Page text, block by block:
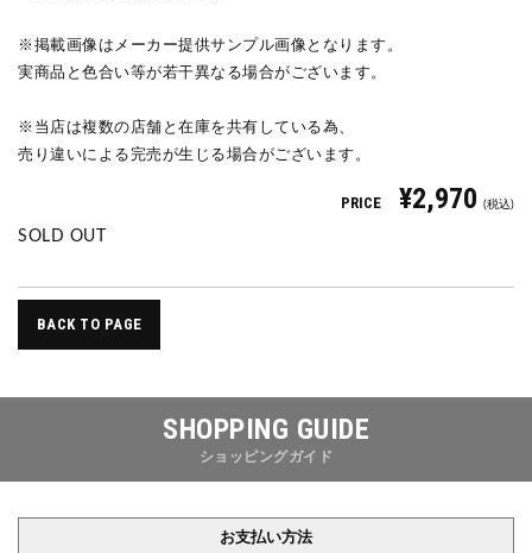
※掲載画像はメーカー提供サンプル画像となります。
実商品と色合い等が若干異なる場合がございます。
※当店は複数の店舗と在庫を共有している為、
売り違いによる完売が生じる場合がございます。
PRICE ¥2,970 (税込)
SOLD OUT
BACK TO PAGE
SHOPPING GUIDE
ショッピングガイド
お支払い方法